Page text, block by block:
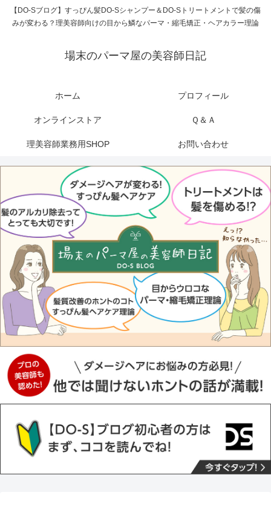
【DO-Sブログ】すっぴん髪DO-Sシャンプー＆DO-Sトリートメントで髪の傷
みが変わる？理美容師向けの目から鱗なパーマ・縮毛矯正・ヘアカラー理論
場末のパーマ屋の美容師日記
ホーム プロフィール
オンラインストア Ｑ＆Ａ
理美容師業務用SHOP お問い合わせ